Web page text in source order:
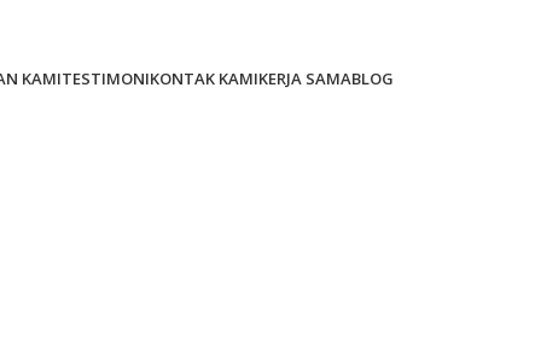
KAMITESTIMONIKONTAK KAMIKERJA SAMABLOG